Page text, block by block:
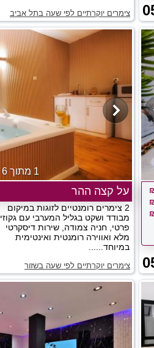
צימרים יוקרתיים לפי שעה בתל אביב
1 מתוך 6
על קצה ההר
2 צימרים רומנטיים לזוגות במיקום
מבודד ושקט בגליל המערבי עם גקוזי
פרטי, חניה צמודה, שירות דיסקרטי
מלא ואווירה רומנטית ואינטימית
במיוחד......
צימרים יוקרתיים לפי שעה בשזור